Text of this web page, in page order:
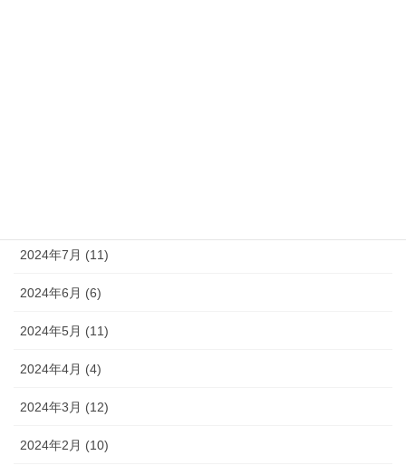
2024年7月 (11)
2024年6月 (6)
2024年5月 (11)
2024年4月 (4)
2024年3月 (12)
2024年2月 (10)